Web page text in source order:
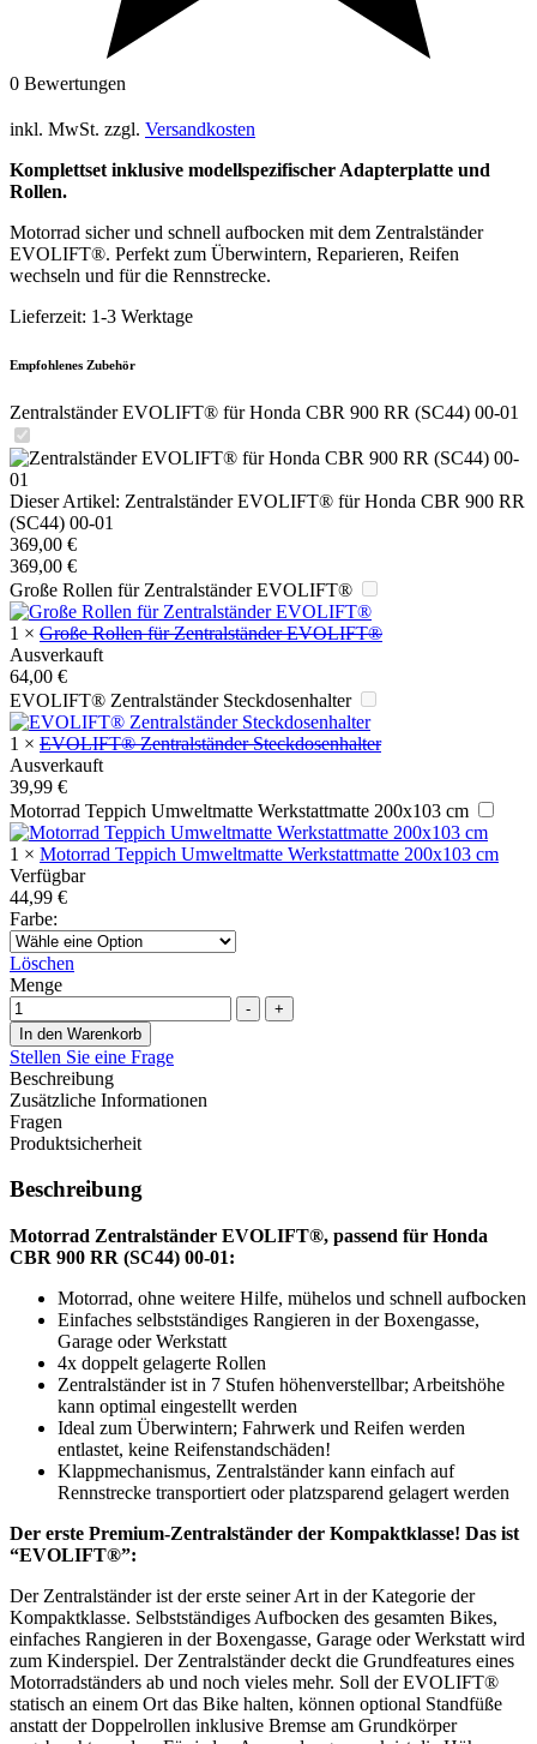
0 Bewertungen
inkl. MwSt. zzgl. Versandkosten
Komplettset inklusive modellspezifischer Adapterplatte und
Rollen.
Motorrad sicher und schnell aufbocken mit dem Zentralständer
EVOLIFT®. Perfekt zum Überwintern, Reparieren, Reifen
wechseln und für die Rennstrecke.
Lieferzeit: 1-3 Werktage
Empfohlenes Zubehör
Zentralständer EVOLIFT® für Honda CBR 900 RR (SC44) 00-01
Dieser Artikel: Zentralständer EVOLIFT® für Honda CBR 900 RR
(SC44) 00-01
369,00 €
369,00 €
Große Rollen für Zentralständer EVOLIFT®
1 × Große Rollen für Zentralständer EVOLIFT®
Ausverkauft
64,00 €
EVOLIFT® Zentralständer Steckdosenhalter
1 × EVOLIFT® Zentralständer Steckdosenhalter
Ausverkauft
39,99 €
Motorrad Teppich Umweltmatte Werkstattmatte 200x103 cm
1 × Motorrad Teppich Umweltmatte Werkstattmatte 200x103 cm
Verfügbar
44,99 €
Farbe:
Löschen
Menge
-
+
In den Warenkorb
Stellen Sie eine Frage
Beschreibung
Zusätzliche Informationen
Fragen
Produktsicherheit
Beschreibung
Motorrad Zentralständer EVOLIFT®, passend für Honda
CBR 900 RR (SC44) 00-01:
Motorrad, ohne weitere Hilfe, mühelos und schnell aufbocken
Einfaches selbstständiges Rangieren in der Boxengasse,
Garage oder Werkstatt
4x doppelt gelagerte Rollen
Zentralständer ist in 7 Stufen höhenverstellbar; Arbeitshöhe
kann optimal eingestellt werden
Ideal zum Überwintern; Fahrwerk und Reifen werden
entlastet, keine Reifenstandschäden!
Klappmechanismus, Zentralständer kann einfach auf
Rennstrecke transportiert oder platzsparend gelagert werden
Der erste Premium-Zentralständer der Kompaktklasse! Das ist
“EVOLIFT®”:
Der Zentralständer ist der erste seiner Art in der Kategorie der
Kompaktklasse. Selbstständiges Aufbocken des gesamten Bikes,
einfaches Rangieren in der Boxengasse, Garage oder Werkstatt wird
zum Kinderspiel. Der Zentralständer deckt die Grundfeatures eines
Motorradständers ab und noch vieles mehr. Soll der EVOLIFT®
statisch an einem Ort das Bike halten, können optional Standfüße
anstatt der Doppelrollen inklusive Bremse am Grundkörper